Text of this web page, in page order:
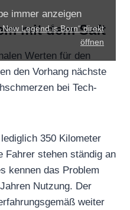
immer anzeigen
Legend is Born“ direkt
öffnen
mit dem Saft
Werten für den
den Vorhang nächste
bei Tech-
350 Kilometer
Fahrer stehen ständig an
kennen das Problem
Nutzung. Der
weiter